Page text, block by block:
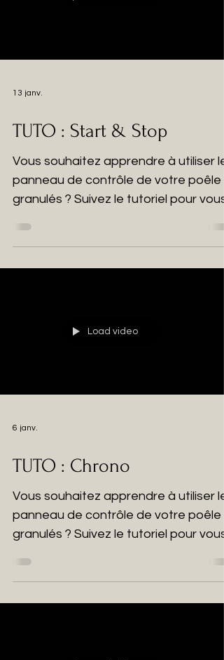
13 janv.
TUTO : Start & Stop
Vous souhaitez apprendre à utiliser le
panneau de contrôle de votre poêle
granulés ? Suivez le tutoriel pour vous
Load video
6 janv.
TUTO : Chrono
Vous souhaitez apprendre à utiliser le
panneau de contrôle de votre poêle
granulés ? Suivez le tutoriel pour vous